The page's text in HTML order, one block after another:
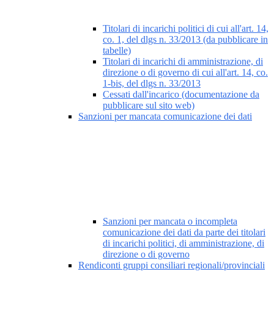
Titolari di incarichi politici di cui all'art. 14,
co. 1, del dlgs n. 33/2013 (da pubblicare in
tabelle)
Titolari di incarichi di amministrazione, di
direzione o di governo di cui all'art. 14, co.
1-bis, del dlgs n. 33/2013
Cessati dall'incarico (documentazione da
pubblicare sul sito web)
Sanzioni per mancata comunicazione dei dati
Sanzioni per mancata o incompleta
comunicazione dei dati da parte dei titolari
di incarichi politici, di amministrazione, di
direzione o di governo
Rendiconti gruppi consiliari regionali/provinciali